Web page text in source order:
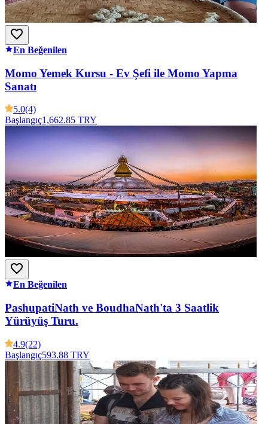
En Beğenilen
Momo Yemek Kursu - Ev Şefi ile Momo Yapma
Sanatı
5.0(4)
Başlangıç1,662.85 TRY
En Beğenilen
PashupatiNath ve BoudhaNath'ta 3 Saatlik
Yürüyüş Turu.
4.9(22)
Başlangıç593.88 TRY